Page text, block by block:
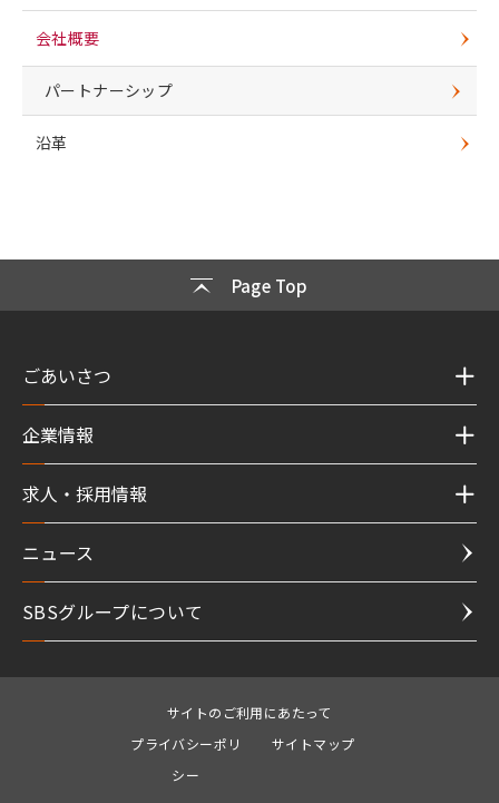
会社概要
パートナーシップ
沿革
Page Top
ごあいさつ
企業情報
求人・採用情報
ニュース
SBSグループについて
サイトのご利用にあたって
プライバシーポリ
シー
サイトマップ